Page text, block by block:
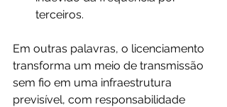
terceiros.
Em outras palavras, o licenciamento
transforma um meio de transmissão
sem fio em uma infraestrutura
previsível, com responsabilidade